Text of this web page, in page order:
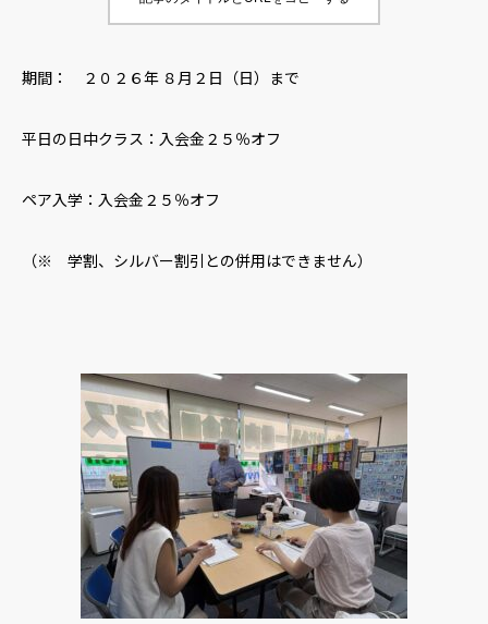
期間： ２０２６年 ８月２日（日）まで
平日の日中クラス：入会金２５％オフ
ペア入学：入会金２５％オフ
（※ 学割、シルバー割引との併用はできません）
入校お申込みフォーム
HKEメッソド
コース一覧
HKE～６つの特徴
英会話コラム
資料請求・オリエンテーション申込み
入校お申込みフォーム